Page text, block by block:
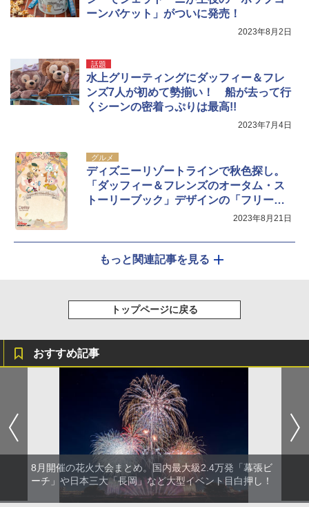
ーンバケット」がついに発売！
2023年8月2日
話題
水上グリーティングにダッフィー＆フレ
ンズ7人が初めて勢揃い！ 船が去って行
くシーンの密着っぷりは最高!!
2023年7月4日
グルメ
ディズニーリゾートラインで秋色探し。
「ダッフィー＆フレンズのオータム・ス
トーリーブック」デザインの「フリーき
2023年8月21日
もっと関連記事を見る
トップページに戻る
おすすめ記事
8月開催の花火大会まとめ。国内最大級2.4万発「幕張ビ
ーチ」や日本三大「長岡」など大型イベント目白押し！